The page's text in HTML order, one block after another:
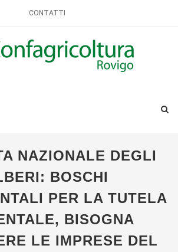
CONTATTI
NAZIONALE DEGLI
BOSCHI
PER LA TUTELA
BISOGNA
LE IMPRESE DEL